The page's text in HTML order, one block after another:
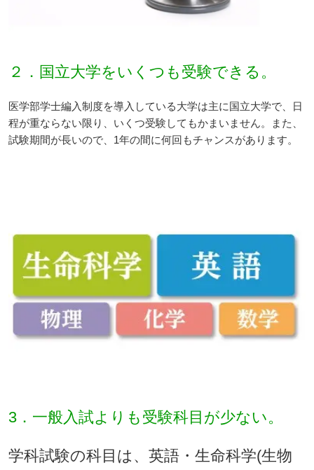
２．国立大学をいくつも受験できる。
医学部学士編入制度を導入している大学は主に国立大学で、日
程が重ならない限り、いくつ受験してもかまいません。また、
試験期間が長いので、1年の間に何回もチャンスがあります。
3．一般入試よりも受験科目が少ない。
学科試験の科目は、英語・生命科学(生物